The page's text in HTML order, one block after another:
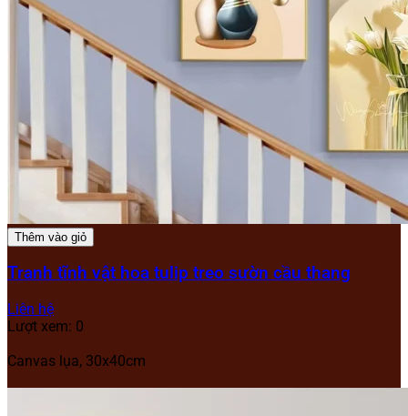
Thêm vào giỏ
Tranh tĩnh vật hoa tulip treo sườn cầu thang
Liên hệ
Lượt xem: 0
Canvas lụa, 30x40cm